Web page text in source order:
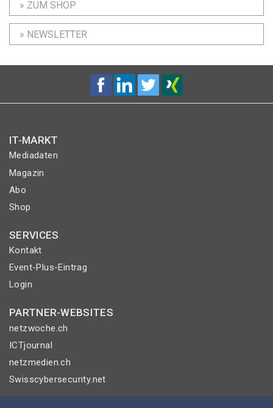
» ZUM SHOP
» NEWSLETTER
IT-MARKT
Mediadaten
Magazin
Abo
Shop
SERVICES
Kontakt
Event-Plus-Eintrag
Login
PARTNER-WEBSITES
netzwoche.ch
ICTjournal
netzmedien.ch
Swisscybersecurity.net